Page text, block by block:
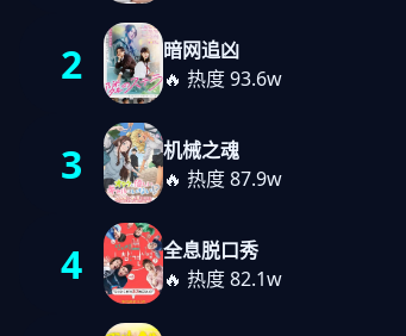
2
暗网追凶
🔥 热度 93.6w
3
机械之魂
🔥 热度 87.9w
4
全息脱口秀
🔥 热度 82.1w